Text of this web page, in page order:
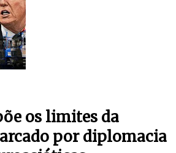
os limites da
por diplomacia